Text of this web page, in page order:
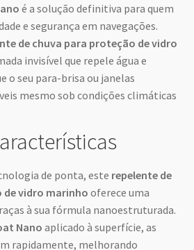
é a solução definitiva para quem
e segurança em navegações.
de chuva para proteção de vidro
invisível que repele água e
o seu para-brisa ou janelas
mesmo sob condições climáticas
de ponta, este repelente de
de vidro marinho oferece uma
à sua fórmula nanoestruturada.
Nano aplicado à superfície, as
rapidamente, melhorando